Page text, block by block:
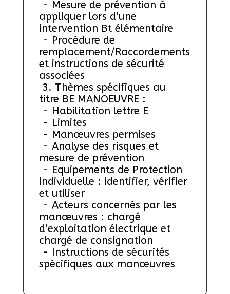
appliquer lors d’une
intervention Bt élémentaire
remplacement/Raccordements
et instructions de sécurité
associées
titre BE MANOEUVRE :
- Habilitation lettre E
- Limites
- Manœuvres permises
mesure de prévention
individuelle : identifier, vérifier
et utiliser
manœuvres : chargé
d’exploitation électrique et
chargé de consignation
spécifiques aux manœuvres